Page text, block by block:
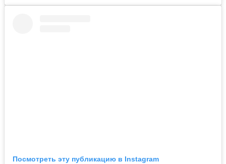
Посмотреть эту публикацию в Instagram